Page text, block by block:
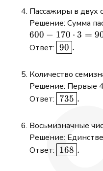
Пассажиры в двух
Решение: Сумма
600 − 170 ⋅ 3 =
Ответ: \boxed{90}.
90 .
Количество
Решение: Первые
Ответ: 735 .
Восьмизначные
Решение:
Ответ: 168 .